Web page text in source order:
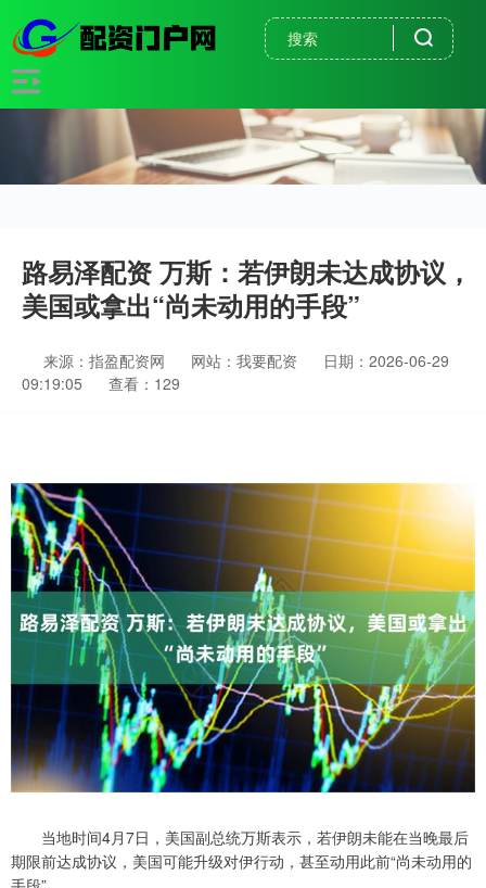
路易泽配资 万斯：若伊朗未达成协议，
美国或拿出“尚未动用的手段”
来源：指盈配资网 网站：我要配资
日期：2026-06-29
09:19:05
查看：129
当地时间4月7日，美国副总统万斯表示，若伊朗未能在当晚最后
期限前达成协议，美国可能升级对伊行动，甚至动用此前“尚未动用的